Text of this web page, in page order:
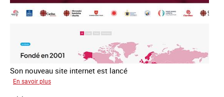
Son nouveau site internet est lancé
En savoir plus